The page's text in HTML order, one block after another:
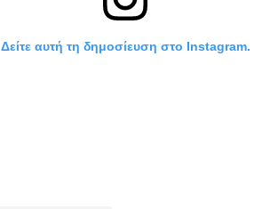
Δείτε αυτή τη δημοσίευση στο Instagram.